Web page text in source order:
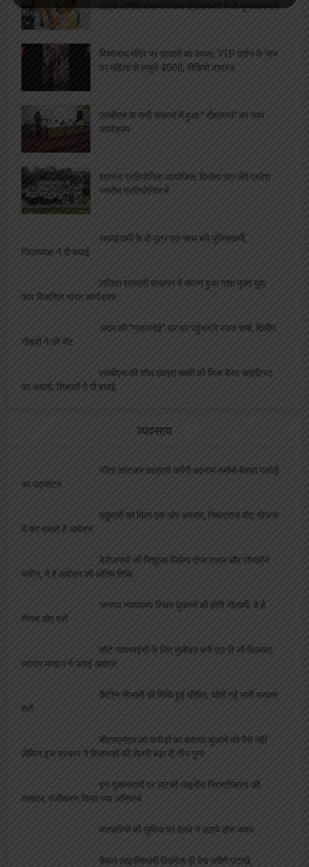
दात्री समिति सदस्य पंकज श्रीवास्तव ने दी शुभकामनायें
विश्वनाथ मंदिर पर दलालों का कब्ज़ा, VIP दर्शन के नाम
पर महिला से वसूले 4000, वीडियो वायरल
एलबीएस के सभी संकायों में हुआ ” दीक्षारम्भ” का भव्य
कार्यक्रम
शतरंज प्रतियोगिता आयोजित, विजेता भाग लेंगे प्रदेश
स्तरीय प्रतियोगिता में
सफाईकर्मी के दो पुत्र एक साथ बने पुलिसकर्मी,
जिलाध्यक्ष ने दी बधाई
ललिता शास्त्री सभागार में संपन्न हुआ नशा मुक्त युवा
फार विकसित भारत कार्यक्रम
अदम की “गज़लगोई” घर घर पहुंचाएंगे रजत शर्मा, दिलीप
गोंडवी ने की भेंट
एलबीएस की शोध छात्रा साक्षी को मिला बेस्ट साइंटिस्ट
का अवार्ड, शिक्षकों ने दी बधाई
व्यवसाय
फीता काटकर छात्रायें करेंगी बदनाम समोसे बेवफा पकोड़े
का उद्घाटन
मछुवारों को मिला एक और अवसर, निषादराज बोट योजना
में कर सकते है आवेदन
बेरोजगारों को निशुल्क मिलेगा दोना पत्तल और पॉपकॉर्न
मशीन, ये है आवेदन की अंतिम तिथि
जनपद न्यायालय स्थित दुकानों की होगी नीलामी, ये है
नियम और शर्ते
छोटे व्यवसाईयों के लिए मुसीबत बनी एल पी जी किल्लत,
व्यापार मण्डल ने उठाई आवाज
कैंटीन नीलामी की तिथि हुई घोषित, थोपी गईं भारी भरकम
शर्ते
बीएसएनएल का करोड़ों का बकाया चुकाने को पैसे नहीं
लेकिन इस सरकार ने विधायकों की सेलरी बढ़ा दी तीन गुना
इन दुकानदारों पर लटकी लाइसेंस निरस्टीकरण की
तलवार, पंजीकरण किया गया अनिवार्य
व्यापारियों की सुविधा पर रेलवे ने उठाये ठोस कदम
केवल लाइसेंसधारी विक्रेता ही बेच सकेंगे पटाखे,